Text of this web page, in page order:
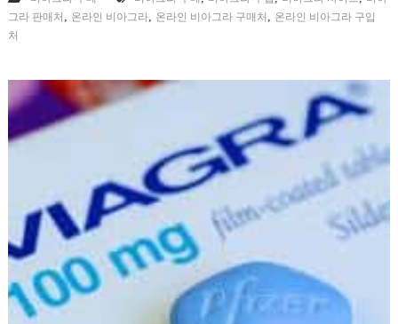
그라 판매처 , 온라인 비아그라, 온라인 비아그라 구매처 , 온라인 비아그라 구입
처